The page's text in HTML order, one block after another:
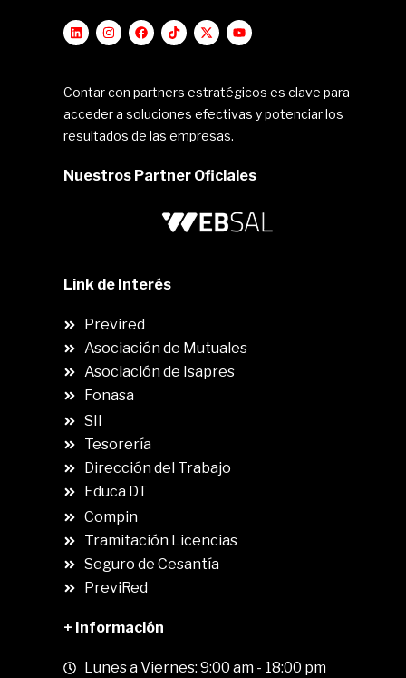
Contar con partners estratégicos es clave para
acceder a soluciones efectivas y potenciar los
resultados de las empresas.
Nuestros Partner Oficiales
Link de Interés
Previred
Asociación de Mutuales
Asociación de Isapres
Fonasa
SII
Tesorería
Dirección del Trabajo
Educa DT
Compin
Tramitación Licencias
Seguro de Cesantía
PreviRed
+ Información
Lunes a Viernes: 9:00 am - 18:00 pm